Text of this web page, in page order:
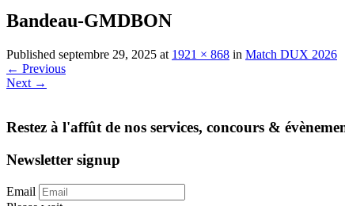
Bandeau-GMDBON
Published septembre 29, 2025 at 1921 × 868 in Match DUX 2026
← Previous
Next →
Restez à l'affût de nos services, concours &
Newsletter signup
Email